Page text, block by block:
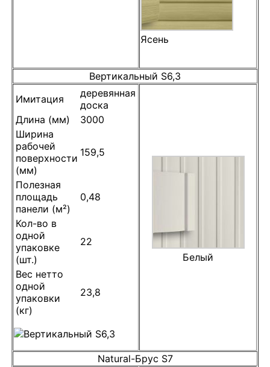
Ясень
Вертикальный S6,3
Имитация
деревянная
доска
Длина (мм)
3000
Ширина
рабочей
поверхности
(мм)
159,5
Полезная
площадь
панели (м²)
0,48
Кол-во в
одной
упаковке
(шт.)
22
Вес нетто
одной
упаковки
(кг)
23,8
Белый
Natural-Брус S7